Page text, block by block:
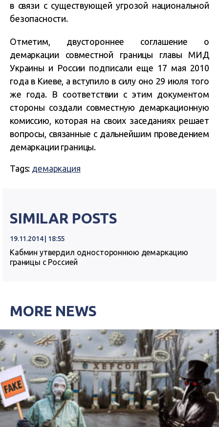
в связи с существующей угрозой национальной
безопасности.
Отметим, двустороннее соглашение о
демаркации совместной границы главы МИД
Украины и России подписали еще 17 мая 2010
года в Киеве, а вступило в силу оно 29 июля того
же года. В соответствии с этим документом
стороны создали совместную демаркационную
комиссию, которая на своих заседаниях решает
вопросы, связанные с дальнейшим проведением
демаркации границы.
Tags: демаркация
SIMILAR POSTS
19.11.2014 | 18:55
Кабмин утвердил одностороннюю демаркацию
границы с Россией
MORE NEWS